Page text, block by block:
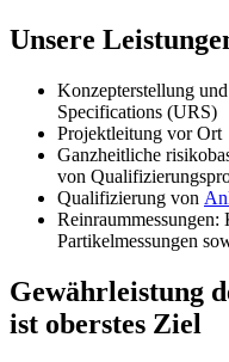
Unsere
Konzepterstellung
Specifications (URS)
Projektleitung vor Ort
Ganzheitliche
von
Qualifizierung von
Partikelmessungen
Gewährleistung
ist oberstes Ziel